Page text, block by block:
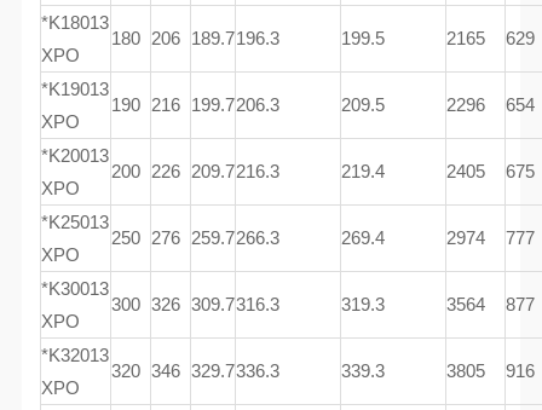
*K18013
XPO
180 206 189.7196.3 199.5 2165 629
*K19013
XPO
190 216 199.7206.3 209.5 2296 654
*K20013
XPO
200 226 209.7216.3 219.4 2405 675
*K25013
XPO
250 276 259.7266.3 269.4 2974 777
*K30013
XPO
300 326 309.7316.3 319.3 3564 877
*K32013
XPO
320 346 329.7336.3 339.3 3805 916